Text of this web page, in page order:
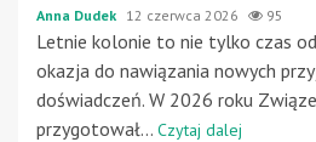
Anna Dudek 12 czerwca 2026 95
Letnie kolonie to nie tylko czas
okazja do nawiązania nowych
doświadczeń. W 2026 roku
przygotował... Czytaj dalej